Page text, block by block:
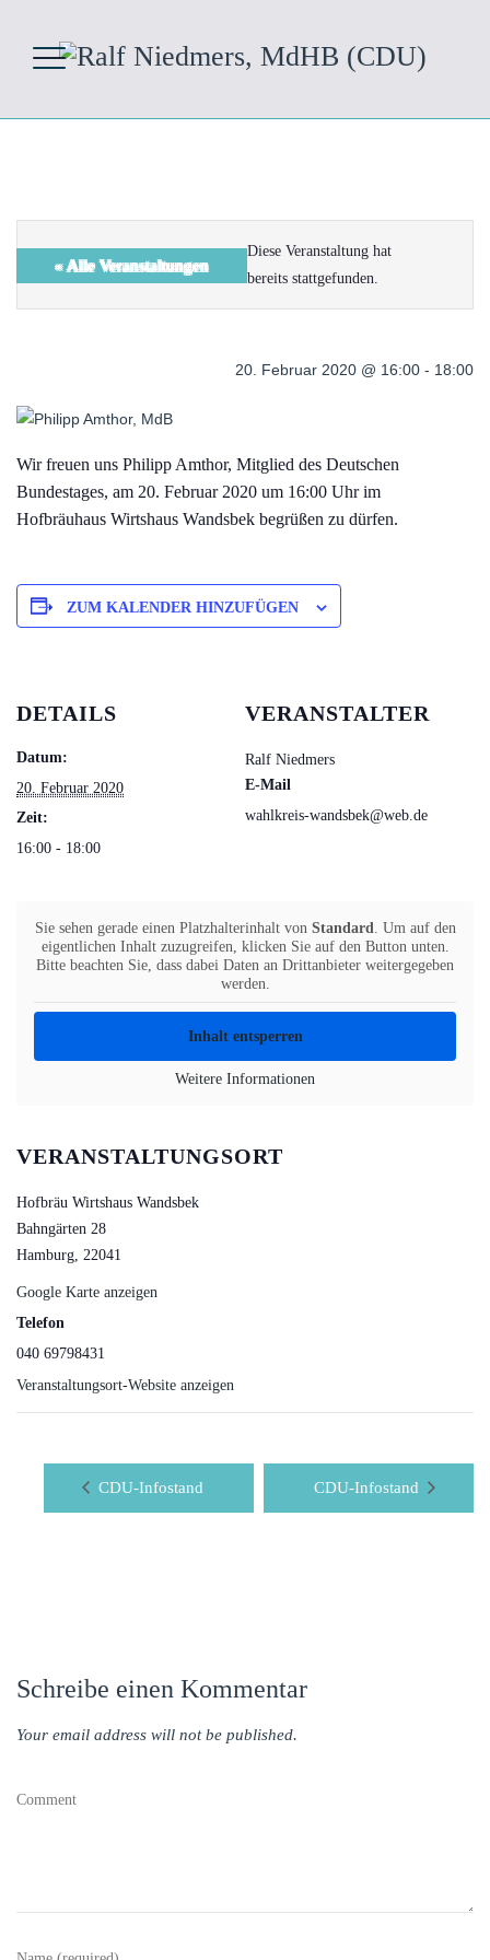
« Alle Veranstaltungen
Diese Veranstaltung hat
bereits stattgefunden.
20. Februar 2020 @ 16:00 - 18:00
Wir freuen uns Philipp Amthor, Mitglied des Deutschen
Bundestages, am 20. Februar 2020 um 16:00 Uhr im
Hofbräuhaus Wirtshaus Wandsbek begrüßen zu dürfen.
ZUM KALENDER HINZUFÜGEN
DETAILS
Datum:
20. Februar 2020
Zeit:
16:00 - 18:00
VERANSTALTER
Ralf Niedmers
E-Mail
wahlkreis-wandsbek@web.de
VERANSTALTUNGSORT
Hofbräu Wirtshaus Wandsbek
Bahngärten 28
Hamburg 22041
Google Karte anzeigen
Telefon
040 69798431
Veranstaltungsort-Website anzeigen
Sie sehen gerade einen Platzhalterinhalt von Standard . Um auf den
eigentlichen Inhalt zuzugreifen, klicken Sie auf den Button unten.
Bitte beachten Sie, dass dabei Daten an Drittanbieter weitergegeben
werden.
Inhalt entsperren
Weitere Informationen
CDU-Infostand CDU-Infostand
Schreibe einen Kommentar
Your email address will not be published.